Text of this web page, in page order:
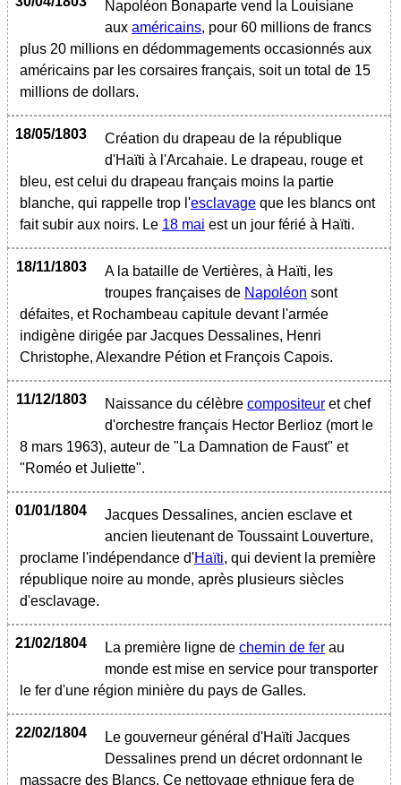
Napoléon Bonaparte vend la Louisiane
aux américains, pour 60 millions de francs
plus 20 millions en dédommagements occasionnés aux
américains par les corsaires français, soit un total de 15
millions de dollars.
18/05/1803
Création du drapeau de la république
d'Haïti à l'Arcahaie. Le drapeau, rouge et
bleu, est celui du drapeau français moins la partie
blanche, qui rappelle trop l'esclavage que les blancs ont
fait subir aux noirs. Le 18 mai est un jour férié à Haïti.
18/11/1803
A la bataille de Vertières, à Haïti, les
troupes françaises de Napoléon sont
défaites, et Rochambeau capitule devant l'armée
indigène dirigée par Jacques Dessalines, Henri
Christophe, Alexandre Pétion et François Capois.
11/12/1803 Naissance du célèbre compositeur et chef
d'orchestre français Hector Berlioz (mort le
8 mars 1963), auteur de "La Damnation de Faust" et
"Roméo et Juliette".
01/01/1804
Jacques Dessalines, ancien esclave et
ancien lieutenant de Toussaint Louverture,
proclame l'indépendance d'Haïti, qui devient la première
république noire au monde, après plusieurs siècles
d'esclavage.
21/02/1804 La première ligne de chemin de fer au
monde est mise en service pour transporter
le fer d'une région minière du pays de Galles.
22/02/1804
Le gouverneur général d'Haïti Jacques
Dessalines prend un décret ordonnant le
massacre des Blancs. Ce nettoyage ethnique fera de